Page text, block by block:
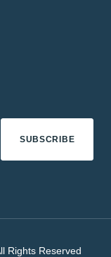
SUBSCRIBE
Rights Reserved